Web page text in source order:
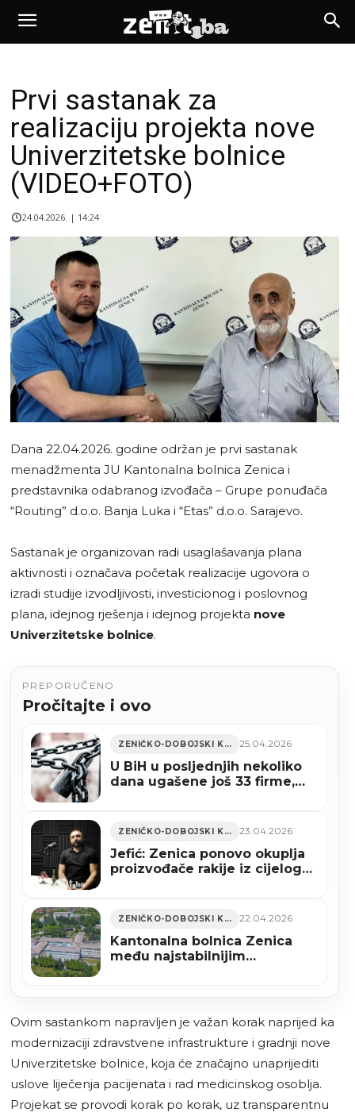
Prvi sastanak za
realizaciju projekta nove
Univerzitetske bolnice
(VIDEO+FOTO)
24.04.2026. | 14:24
Dana 22.04.2026. godine održan je prvi sastanak
menadžmenta JU Kantonalna bolnica Zenica i
predstavnika odabranog izvođača – Grupe ponuđača
“Routing” d.o.o. Banja Luka i “Etas” d.o.o. Sarajevo.
Sastanak je organizovan radi usaglašavanja plana
aktivnosti i označava početak realizacije ugovora o
izradi studije izvodljivosti, investicionog i poslovnog
plana, idejnog rješenja i idejnog projekta nove
Univerzitetske bolnice.
PREPORUČENO
Pročitajte i ovo
ZENIČKO-DOBOJSKI KANTON 25.04.2026
U BiH u posljednjih nekoliko
dana ugašene još 33 firme,
ZENIČKO-DOBOJSKI KANTON 23.04.2026
Jefić: Zenica ponovo okuplja
proizvođače rakije iz cijelog
ZENIČKO-DOBOJSKI KANTON 22.04.2026
Kantonalna bolnica Zenica
među najstabilnijim
Ovim sastankom napravljen je važan korak naprijed ka
modernizaciji zdravstvene infrastrukture i gradnji nove
Univerzitetske bolnice, koja će značajno unaprijediti
uslove liječenja pacijenata i rad medicinskog osoblja.
Projekat se provodi korak po korak, uz transparentnu